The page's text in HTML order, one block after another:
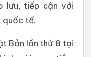
lưu, tiếp cận với
quốc tế.
Bản lần thứ 8 tại